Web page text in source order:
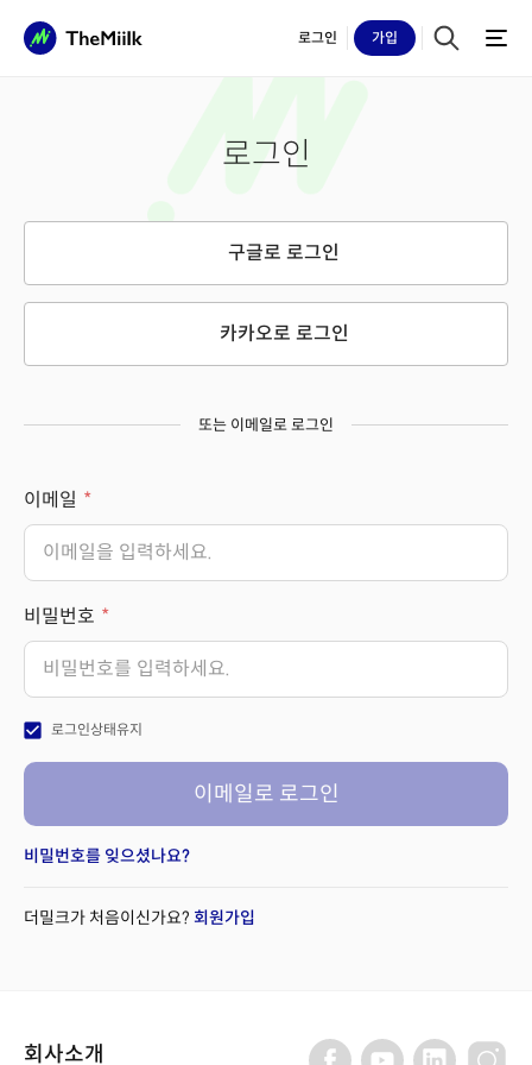
로그인 가입
로그인
구글로 로그인
카카오로 로그인
또는 이메일로 로그인
이메일
비밀번호
check_box 로그인상태유지
이메일로 로그인
비밀번호를 잊으셨나요?
더밀크가 처음이신가요? 회원가입
회사소개